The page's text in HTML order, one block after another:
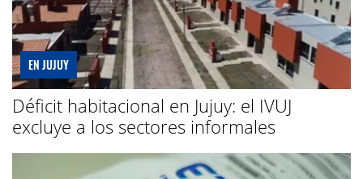
EN JUJUY
Déficit habitacional en Jujuy: el IVUJ
excluye a los sectores informales